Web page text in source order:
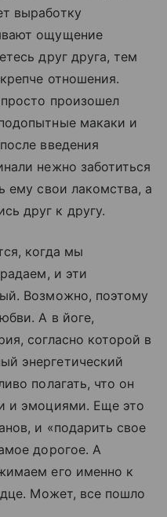
выработку
ощущение
друг друга, тем
отношения.
произошел
макаки и
введения
нежно заботиться
ему свои лакомства, а
друг к другу.
когда мы
и эти
Возможно, поэтому
А в йоге,
согласно которой в
энергетический
полагать, что он
и эмоциями. Еще это
и «подарить свое
дорогое. А
его именно к
Может, все пошло